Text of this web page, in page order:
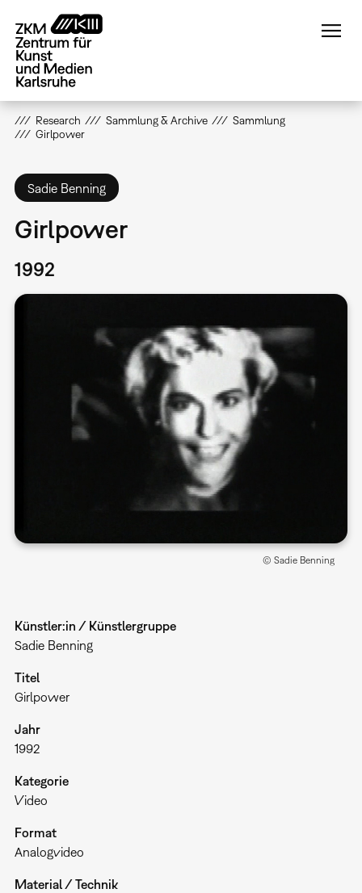
zum
Inhalt
Research Sammlung & Archive
Sammlung
Girlpower
Sadie Benning
Girlpower
1992
© Sadie Benning
Künstler:in / Künstlergruppe
Sadie Benning
Titel
Girlpower
Jahr
1992
Kategorie
Video
Format
Analogvideo
Material / Technik